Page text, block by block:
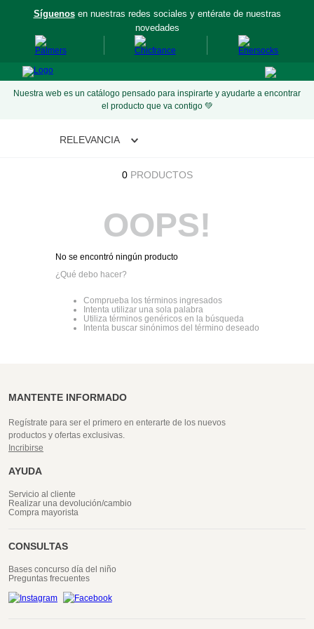
Síguenosen nuestras redes sociales y entérate de nuestras
novedades
Nuestra web es un catálogo pensado para inspirarte y ayudarte a encontrar
el producto que va contigo 💚
RELEVANCIA
0 PRODUCTOS
OOPS!
No se encontró ningún producto
¿Qué debo hacer?
Comprueba los términos ingresados
Intenta utilizar una sola palabra
Utiliza términos genéricos en la búsqueda
Intenta buscar sinónimos del término deseado
MANTENTE INFORMADO
Regístrate para ser el primero en enterarte de los nuevos
productos y ofertas exclusivas.
Incribirse
AYUDA
Servicio al cliente
Realizar una devolución/cambio
Compra mayorista
CONSULTAS
Bases concurso día del niño
Preguntas frecuentes